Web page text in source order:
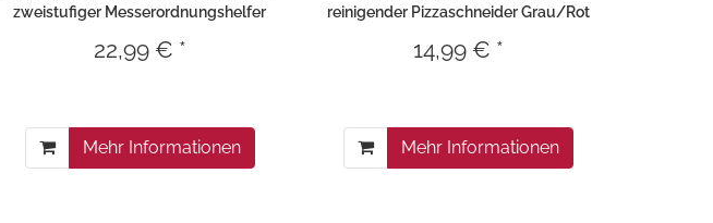
zweistufiger Messerordnungshelfer
22,99 € *
Mehr Informationen
reinigender Pizzaschneider Grau/Rot
14,99 € *
Mehr Informationen